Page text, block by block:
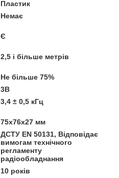
Пластик
Немає
Є
2,5 і більше метрів
Не більше 75%
3В
3,4 ± 0,5 кГц
75х76х27 мм
ДСТУ EN 50131, Відповідає
вимогам технічного
регламенту
радіообладнання
10 років